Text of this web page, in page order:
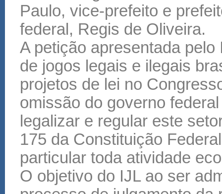
Paulo, vice-prefeito e
federal, Regis de Oliveira.
A petição apresentada
de jogos legais e ilegais
projetos de lei no
omissão do governo
legalizar e regular este
175 da Constituição
particular toda atividade
O objetivo do IJL ao ser